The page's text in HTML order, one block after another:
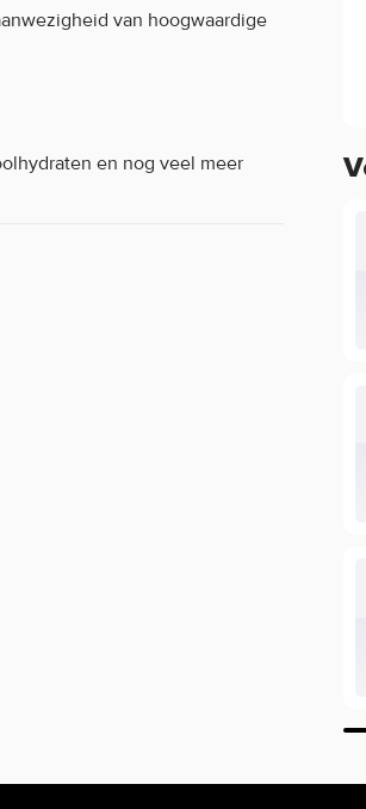
van hoogwaardige
en nog veel meer